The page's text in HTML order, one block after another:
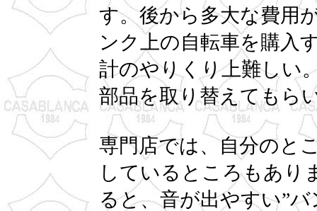
す。後から多大な費用
ンク上の自転車を購入
計のやりくり上難しい
部品を取り替えてもら
専門店では、自分のと
しているところもあり
ると、音が出やすい”